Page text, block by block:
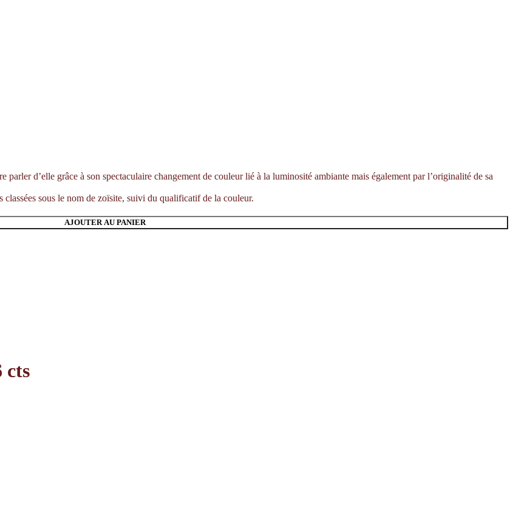
d’elle grâce à son spectaculaire changement de couleur lié à la luminosité ambiante mais également par l’originalité de sa
sous le nom de zoïsite, suivi du qualificatif de la couleur.
AJOUTER AU PANIER
cts